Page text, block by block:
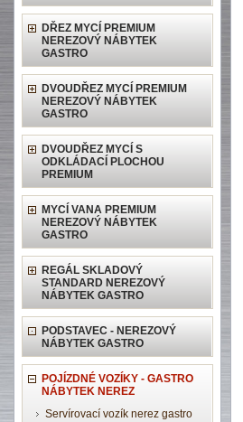
DŘEZ MYCÍ PREMIUM
NEREZOVÝ NÁBYTEK
GASTRO
DVOUDŘEZ MYCÍ PREMIUM
NEREZOVÝ NÁBYTEK
GASTRO
DVOUDŘEZ MYCÍ S
ODKLÁDACÍ PLOCHOU
PREMIUM
MYCÍ VANA PREMIUM
NEREZOVÝ NÁBYTEK
GASTRO
REGÁL SKLADOVÝ
STANDARD NEREZOVÝ
NÁBYTEK GASTRO
PODSTAVEC - NEREZOVÝ
NÁBYTEK GASTRO
POJÍZDNÉ VOZÍKY - GASTRO
NÁBYTEK NEREZ
Servírovací vozík nerez gastro